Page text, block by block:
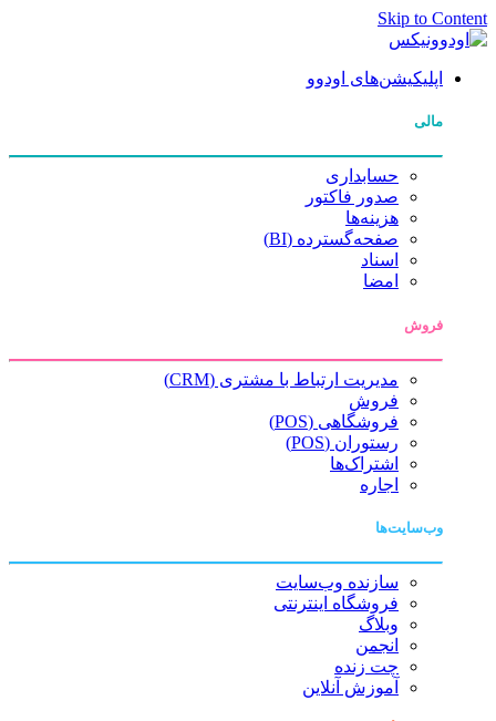
Skip to Content
اپلیکیشن‌های اودوو
مالی
حسابداری
صدور فاکتور
هزینه‌ها
صفحه‌گسترده (BI)
اسناد
امضا
فروش
مدیریت ارتباط با مشتری (CRM)
فروش
فروشگاهی (POS)
رستوران (POS)
اشتراک‌ها
اجاره
وب‌سایت‌ها
سازنده وب‌سایت
فروشگاه اینترنتی
وبلاگ
انجمن
چت زنده
آموزش آنلاین